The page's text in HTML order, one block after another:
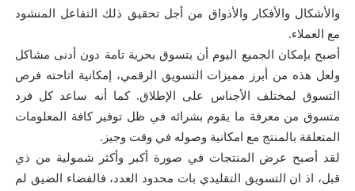
والأشكال والأفكار والأذواق من أجل تحقيق ذلك التفاعل المنشود
مع العملاء.
أصبح بإمكان الجميع اليوم أن يتسوق بحرية تامة دون أدنى مشاكل
ولعل هذه من أبرز مميزات التسويق الرقمي، إمكانية اتاحته فرص
التسوق لمختلف الأجناس على الإطلاق. كما أنه ساعد كل فرد
متسوق من معرفة ما يقوم بشرائه في ظل توفير كافة المعلومات
المتعلقة بالمنتج مع امكانية وصوله في وقت وجيز.
لقد أصبح عرض المنتجات في صورة أكبر وأكثر شمولية من ذي
قبل، اذ ان التسويق التقليدي بات محدود العدد، فالفضاء الضيق لم